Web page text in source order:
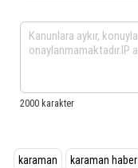
karaman karaman haber